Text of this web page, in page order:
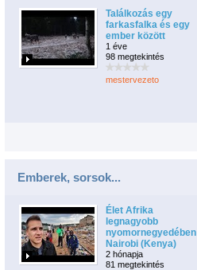
Találkozás egy
farkasfalka és egy
ember között
1 éve
98 megtekintés
mestervezeto
Emberek, sorsok...
Élet Afrika
legnagyobb
Nairobi (Kenya)
2 hónapja
81 megtekintés